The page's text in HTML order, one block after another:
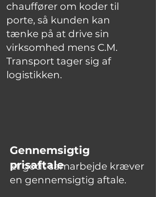
chauffører om koder til
porte, så kunden kan
tænke på at drive sin
virksomhed mens C.M.
Transport tager sig af
logistikken.
Gennemsigtig
prisaftale
Et godt samarbejde kræver
en gennemsigtig aftale.